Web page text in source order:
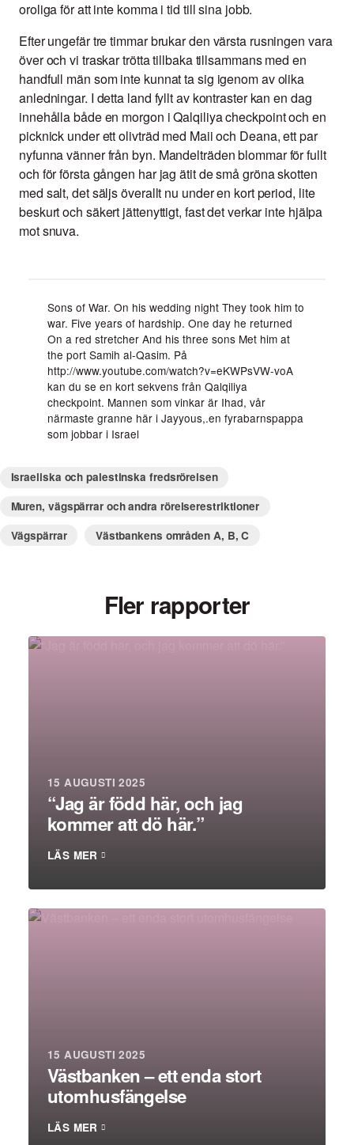
oroliga för att inte komma i tid till sina jobb.
Efter ungefär tre timmar brukar den värsta rusningen vara
över och vi traskar trötta tillbaka tillsammans med en
handfull män som inte kunnat ta sig igenom av olika
anledningar. I detta land fyllt av kontraster kan en dag
innehålla både en morgon i Qalqiliya checkpoint och en
picknick under ett olivträd med Maii och Deana, ett par
nyfunna vänner från byn. Mandelträden blommar för fullt
och för första gången har jag ätit de små gröna skotten
med salt, det säljs överallt nu under en kort period, lite
beskurt och säkert jättenyttigt, fast det verkar inte hjälpa
mot snuva.
Sons of War. On his wedding night They took him to
war. Five years of hardship. One day he returned
On a red stretcher And his three sons Met him at
the port Samih al-Qasim. På
http://www.youtube.com/watch?v=eKWPsVW-voA
kan du se en kort sekvens från Qalqiliya
checkpoint. Mannen som vinkar är Ihad, vår
närmaste granne här i Jayyous,.en fyrabarnspappa
som jobbar i Israel
Israeliska och palestinska fredsrörelsen
Muren, vägspärrar och andra rörelserestriktioner
Vägspärrar
Västbankens områden A, B, C
Fler rapporter
15 AUGUSTI 2025
“Jag är född här, och jag
kommer att dö här.”
LÄS MER
15 AUGUSTI 2025
Västbanken – ett enda stort
utomhusfängelse
LÄS MER